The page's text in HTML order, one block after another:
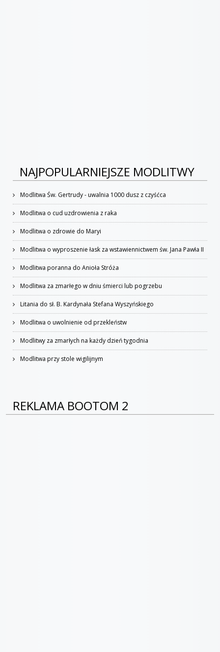
NAJPOPULARNIEJSZE MODLITWY
Modlitwa Św. Gertrudy - uwalnia 1000 dusz z czyśćca
Modlitwa o cud uzdrowienia z raka
Modlitwa o zdrowie do Maryi
Modlitwa o wyproszenie łask za wstawiennictwem św. Jana Pawła II
Modlitwa poranna do Anioła Stróża
Modlitwa za zmarłego w dniu śmierci lub pogrzebu
Litania do sł. B. Kardynała Stefana Wyszyńskiego
Modlitwa o uwolnienie od przekleństw
Modlitwy za zmarłych na każdy dzień tygodnia
Modlitwa przy stole wigilijnym
REKLAMA BOOTOM 2